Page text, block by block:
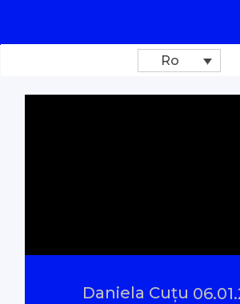
Documentare
Ro
Daniela Cuțu